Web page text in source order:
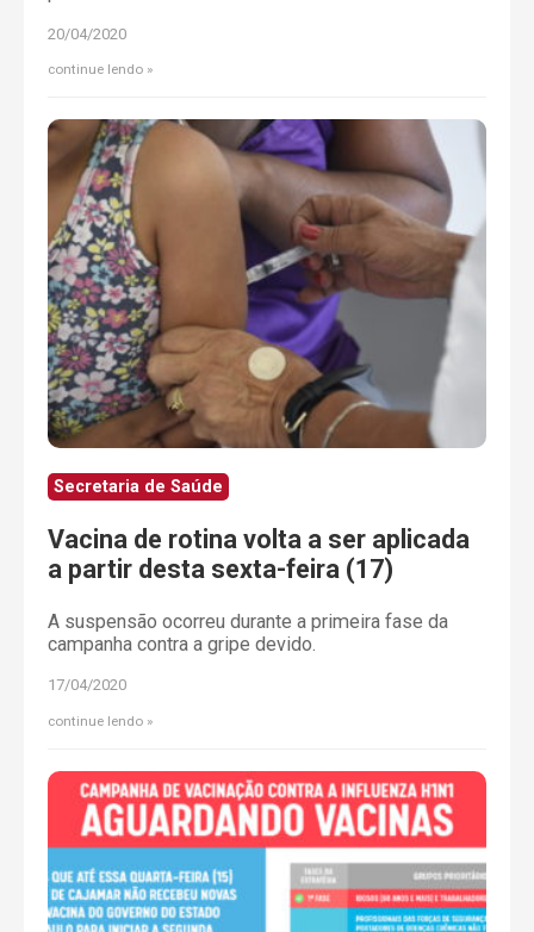
20/04/2020
continue lendo
Secretaria de Saúde
Vacina de rotina volta a ser aplicada
a partir desta sexta-feira (17)
A suspensão ocorreu durante a primeira fase da
campanha contra a gripe devido.
17/04/2020
continue lendo